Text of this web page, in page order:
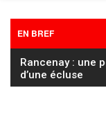
EN BREF
Montfaucon :